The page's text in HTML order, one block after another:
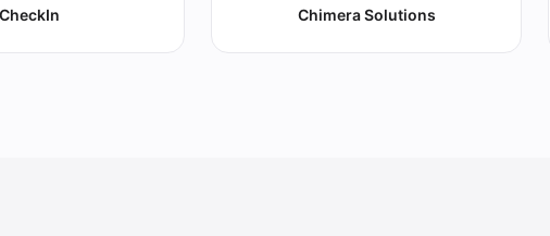
CheckIn Chimera Solutions